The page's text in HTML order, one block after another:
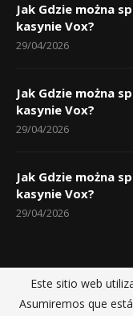
Jak Gdzie można
kasynie Vox?
29/04/2026
Jak Gdzie można
kasynie Vox?
29/04/2026
Jak Gdzie można
kasynie Vox?
29/04/2026
Inicio Políticas de
Este sitio web
Asumiremos que